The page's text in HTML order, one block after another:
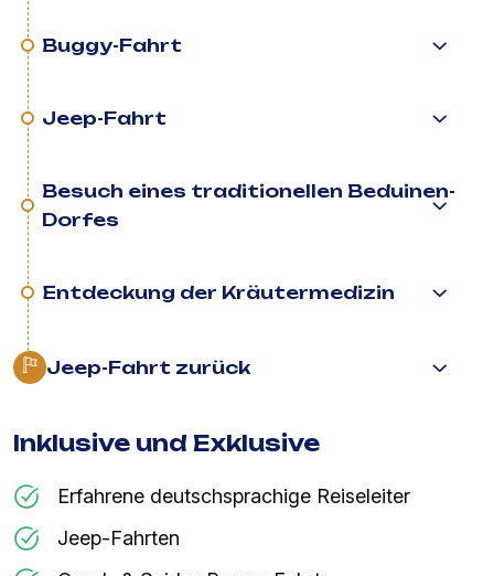
Buggy-Fahrt
Jeep-Fahrt
Besuch eines traditionellen Beduinen-
Dorfes
Entdeckung der Kräutermedizin
Jeep-Fahrt zurück
Inklusive und Exklusive
Erfahrene deutschsprachige Reiseleiter
Jeep-Fahrten